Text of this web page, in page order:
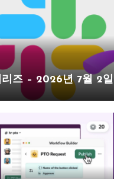
즈 – 2026년 7월 2일